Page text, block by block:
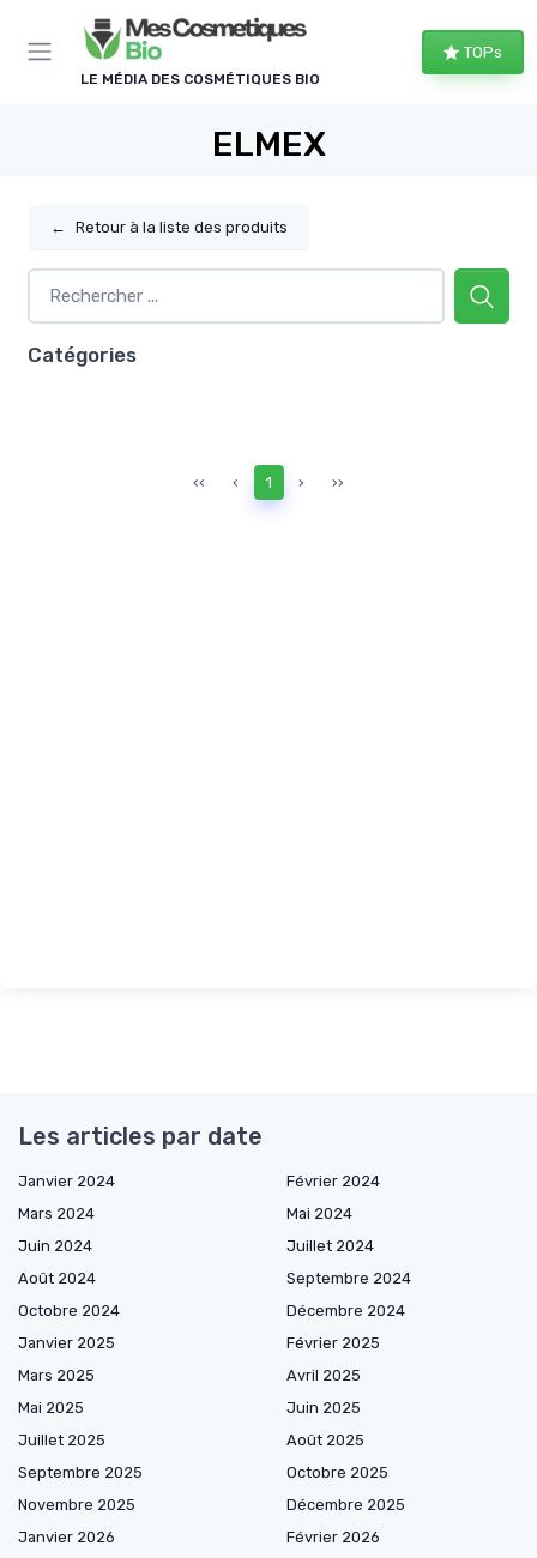
LE MÉDIA DES COSMÉTIQUES BIO
TOPs
ELMEX
← Retour à la liste des produits
Catégories
‹‹ ‹ 1 › ››
Les articles par date
Janvier 2024
Février 2024
Mars 2024
Mai 2024
Juin 2024
Juillet 2024
Août 2024
Septembre 2024
Octobre 2024
Décembre 2024
Janvier 2025
Février 2025
Mars 2025
Avril 2025
Mai 2025
Juin 2025
Juillet 2025
Août 2025
Septembre 2025
Octobre 2025
Novembre 2025
Décembre 2025
Janvier 2026
Février 2026
Panneau de gestion des cookies